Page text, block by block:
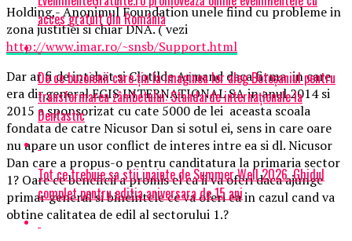
Holding,- Anonimul Foundation unele fiind cu probleme in
zona justitiei si chiar DNA. ( vezi
http://www.imar.ro/~snsb/Support.html
Dar ar fi de intebat si Clotilde Armand daca firma in care
era dir.general EGIS INTERNATIONAL SA in anul 2014 si
2015 a sponsorizat cu cate 5000 de lei aceasta scoala
fondata de catre Nicusor Dan si sotul ei, sens in care oare
nu apare un usor conflict de interes intre ea si dl. Nicusor
Dan care a propus-o pentru canditatura la primaria sector
1? Oare ce beneficii a promis el ca ii va oferi daca ajunge
primar general si bineintele ce va oferi ea in cazul cand va
obtine calitatea de edil al sectorului 1.?
acces gratuit din România
De ce buzoienii care țin la imaginea lor aleg Botoșaniul pentru
transformarea zâmbetului: Standarde internaționale la
Dentastic
Tot ce trebuie sa stii inainte de Summer Well 2026. Ghidul
complet pentru editia aniversara de 15 ani